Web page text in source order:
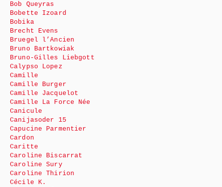
Bob Queyras
Bobette Izoard
Bobika
Brecht Evens
Bruegel l’Ancien
Bruno Bartkowiak
Bruno-Gilles Liebgott
Calypso Lopez
Camille
Camille Burger
Camille Jacquelot
Camille La Force Née
Canicule
Canijasoder 15
Capucine Parmentier
Cardon
Caritte
Caroline Biscarrat
Caroline Sury
Caroline Thirion
Cécile K.